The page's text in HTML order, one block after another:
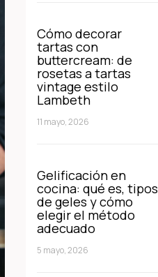
Cómo decorar
tartas con
buttercream: de
rosetas a tartas
vintage estilo
Lambeth
11 mayo, 2026
Gelificación en
cocina: qué es, tipos
de geles y cómo
elegir el método
adecuado
5 mayo, 2026